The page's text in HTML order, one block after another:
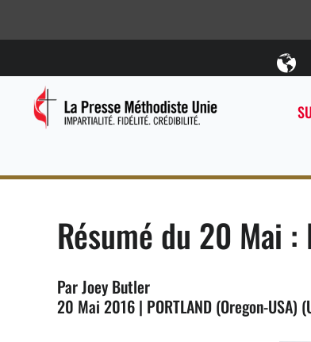
Résumé du 20 Mai
Par Joey Butler
20 Mai 2016 | PORTLAND (Oregon-USA)